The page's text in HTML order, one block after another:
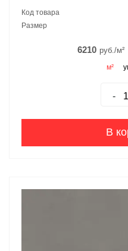
Код товара
Размер
6210 руб./м²
м²
-
В